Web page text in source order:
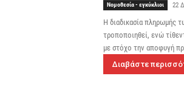
Νομοθεσία - εγκύκλιοι 22
Η διαδικασία πληρωμής
τροποποιηθεί, ενώ
με στόχο την αποφυγή
Διαβάστε